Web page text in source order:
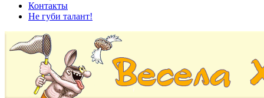
Контакты
Не губи талант!